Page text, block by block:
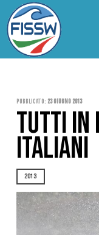
Pubblicato: 23 Giugno 2013
TUTTI IN
ITALIANI
2013